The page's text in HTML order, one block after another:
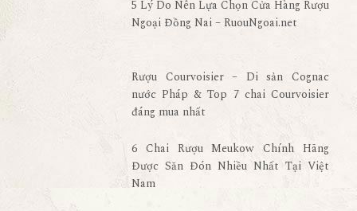
5 Lý Do Nên Lựa Chọn Cửa Hàng Rượu
Ngoại Đồng Nai – RuouNgoai.net
Rượu Courvoisier – Di sản Cognac
nước Pháp & Top 7 chai Courvoisier
đáng mua nhất
6 Chai Rượu Meukow Chính Hãng
Được Săn Đón Nhiều Nhất Tại Việt
Nam